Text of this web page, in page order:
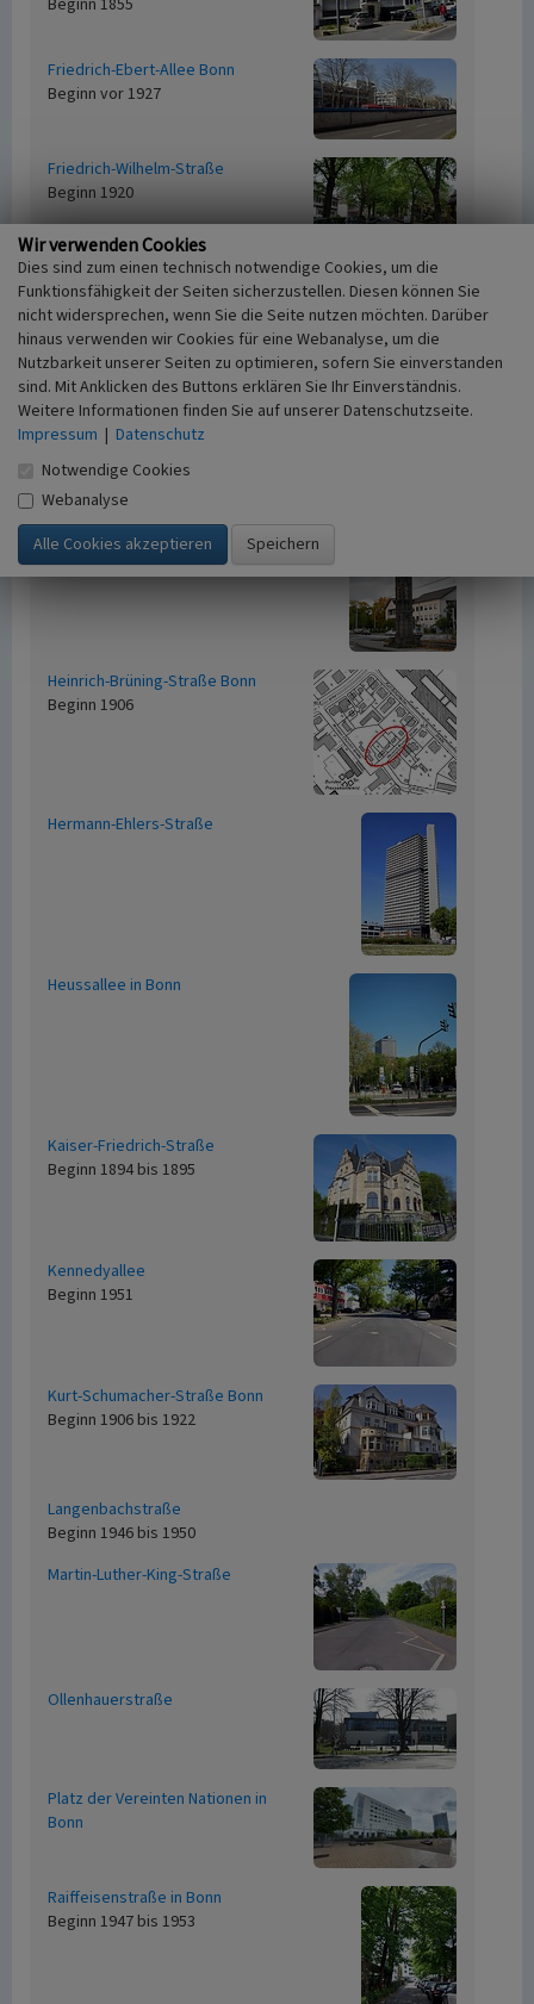
Beginn 1855
Friedrich-Ebert-Allee Bonn
Beginn vor 1927
Friedrich-Wilhelm-Straße
Beginn 1920
Fritz-Erler-Straße
Beginn 1920 bis 1930
Fritz-Schäffer-Straße
Beginn 1930
Godesberger Allee
Heinrich-Brüning-Straße Bonn
Beginn 1906
Hermann-Ehlers-Straße
Heussallee in Bonn
Kaiser-Friedrich-Straße
Beginn 1894 bis 1895
Kennedyallee
Beginn 1951
Kurt-Schumacher-Straße Bonn
Beginn 1906 bis 1922
Langenbachstraße
Beginn 1946 bis 1950
Martin-Luther-King-Straße
Ollenhauerstraße
Platz der Vereinten Nationen in
Bonn
Raiffeisenstraße in Bonn
Beginn 1947 bis 1953
Wir verwenden Cookies
Dies sind zum einen technisch notwendige Cookies, um die
Funktionsfähigkeit der Seiten sicherzustellen. Diesen können Sie
nicht widersprechen, wenn Sie die Seite nutzen möchten. Darüber
hinaus verwenden wir Cookies für eine Webanalyse, um die
Nutzbarkeit unserer Seiten zu optimieren, sofern Sie einverstanden
sind. Mit Anklicken des Buttons erklären Sie Ihr Einverständnis.
Weitere Informationen finden Sie auf unserer Datenschutzseite.
Impressum | Datenschutz
Notwendige Cookies
Webanalyse